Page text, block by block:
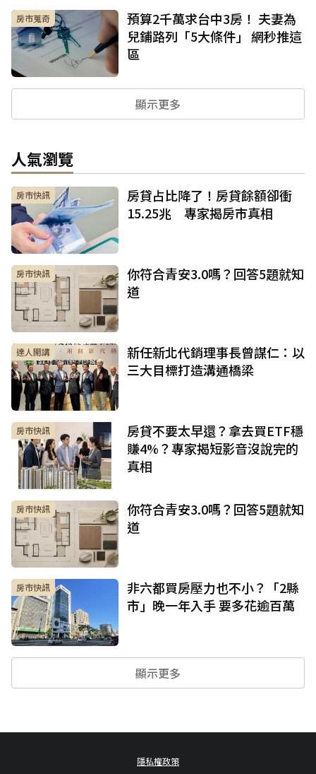
房市蒐奇
預算2千萬求台中3房！ 夫妻為
兒鋪路列「5大條件」 網秒推這
區
顯示更多
人氣瀏覽
房市快訊
房貸占比降了！房貸餘額卻衝
15.25兆 專家揭房市真相
房市快訊
你符合青安3.0嗎？回答5題就知
道
達人開講
新任新北代銷理事長曾謀仁：以
三大目標打造溝通橋梁
房市快訊
房貸不要太早還？拿去買ETF穩
賺4%？專家揭短影音沒說完的
真相
房市快訊
你符合青安3.0嗎？回答5題就知
道
房市快訊
非六都買房壓力也不小？「2縣
市」晚一年入手 要多花逾百萬
顯示更多
隱私權政策